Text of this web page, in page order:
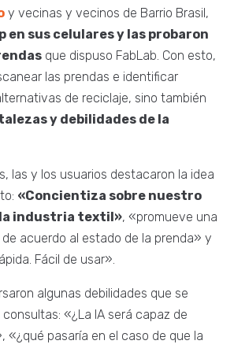
y vecinas y vecinos de Barrio Brasil,
en sus celulares y las probaron
que dispuso FabLab. Con esto,
las prendas e identificar
de reciclaje, sino también
y debilidades de la
las y los usuarios destacaron la idea
«Concientiza sobre nuestro
industria textil», «promueve una
acuerdo al estado de la prenda» y
Fácil de usar».
algunas debilidades que se
«¿La IA será capaz de
«¿qué pasaría en el caso de que la